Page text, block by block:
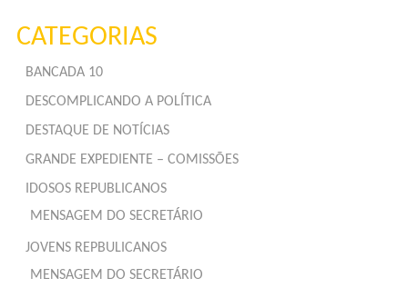
CATEGORIAS
BANCADA 10
DESCOMPLICANDO A POLÍTICA
DESTAQUE DE NOTÍCIAS
GRANDE EXPEDIENTE – COMISSÕES
IDOSOS REPUBLICANOS
MENSAGEM DO SECRETÁRIO
JOVENS REPBULICANOS
MENSAGEM DO SECRETÁRIO